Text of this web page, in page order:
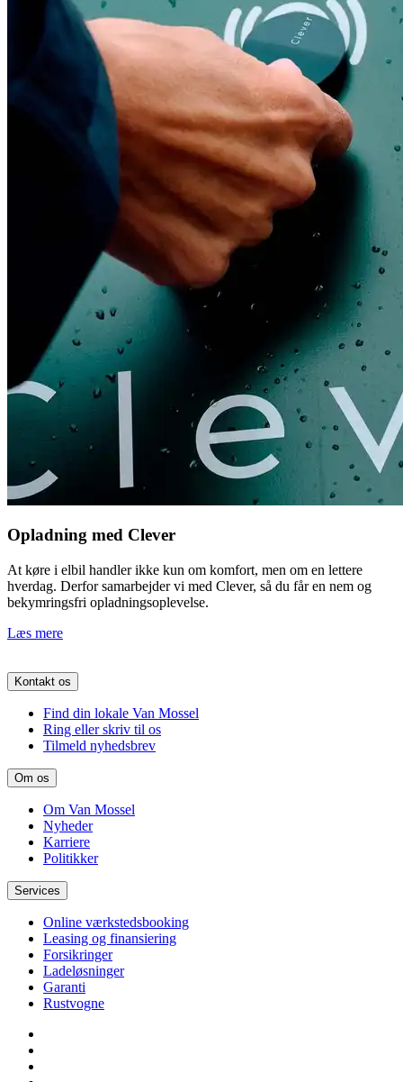
Opladning med Clever
At køre i elbil handler ikke kun om komfort, men om en lettere
hverdag. Derfor samarbejder vi med Clever, så du får en nem og
bekymringsfri opladningsoplevelse.
Læs mere
Kontakt os
Find din lokale Van Mossel
Ring eller skriv til os
Tilmeld nyhedsbrev
Om os
Om Van Mossel
Nyheder
Karriere
Politikker
Services
Online værkstedsbooking
Leasing og finansiering
Forsikringer
Ladeløsninger
Garanti
Rustvogne